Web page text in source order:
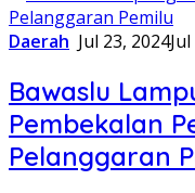
Daerah Jul 23, 2024
Bawaslu
Pembekalan
Pelanggaran